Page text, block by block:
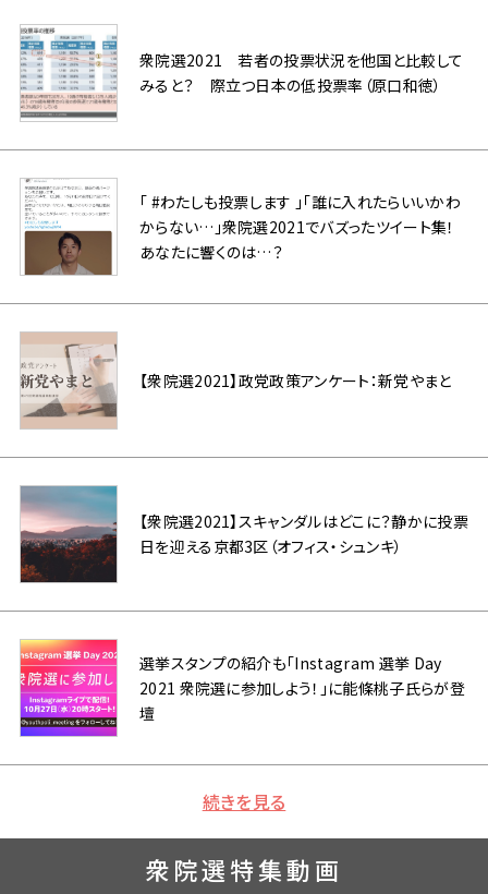
衆院選2021 若者の投票状況を他国と比較して
みると？ 際立つ日本の低投票率（原口和徳）
「 #わたしも投票します 」「誰に入れたらいいかわ
からない…」衆院選2021でバズったツイート集！
あなたに響くのは…？
【衆院選2021】政党政策アンケート：新党やまと
【衆院選2021】スキャンダルはどこに？静かに投票
日を迎える京都3区（オフィス・シュンキ）
選挙スタンプの紹介も「Instagram 選挙 Day
2021 衆院選に参加しよう！」に能條桃子氏らが登
壇
続きを見る
衆院選特集動画